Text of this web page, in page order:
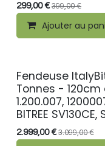
299,00€ 399,00€
Ajouter au
PROMO
Fendeuse
Tonnes - 120cm
1.200.007,
BITREE
2.999,00€ 3.099,00€